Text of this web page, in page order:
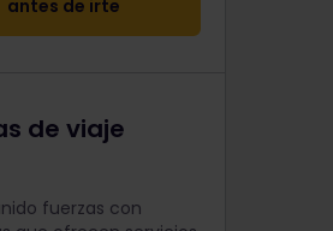
antes de irte
de viaje
fuerzas con